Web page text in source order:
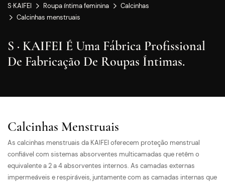
S·KAIFEI Roupa íntima feminina
Calcinhas
Calcinhas menstruais
S · KAIFEI É Uma Fábrica Profissional
De Fabricação De Roupas Íntimas.
Calcinhas Menstruais
As calcinhas menstruais da KAIFEI oferecem proteção menstrual
confiável com sistemas absorventes multicamadas que retêm o
equivalente a 2 a 4 absorventes internos. As camadas externas
impermeáveis ​​e respiráveis, juntamente com as camadas internas que